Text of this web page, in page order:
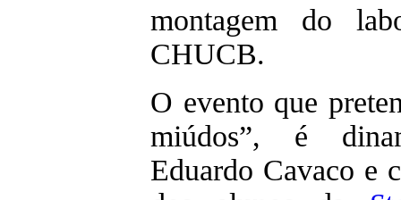
montagem do
CHUCB.
O evento que
miúdos”, é
Eduardo Cavaco e